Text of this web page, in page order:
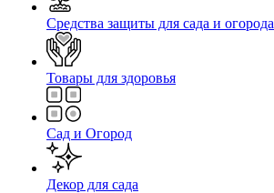
Средства защиты для сада и огорода
Товары для здоровья
Сад и Огород
Декор для сада